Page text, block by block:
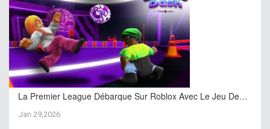
La Premier League Débarque Sur Roblox Avec Le Jeu De…
Jan 29,2026